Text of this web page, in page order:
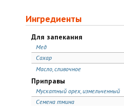
Ингредиенты
Для запекания
Мед
Сахар
Масло, сливочное
Приправы
Мускатный орех, измельченный
Семена тмина